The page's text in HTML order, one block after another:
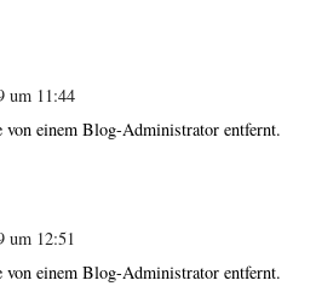
um 11:44
von einem Blog-Administrator entfernt.
um 12:51
von einem Blog-Administrator entfernt.